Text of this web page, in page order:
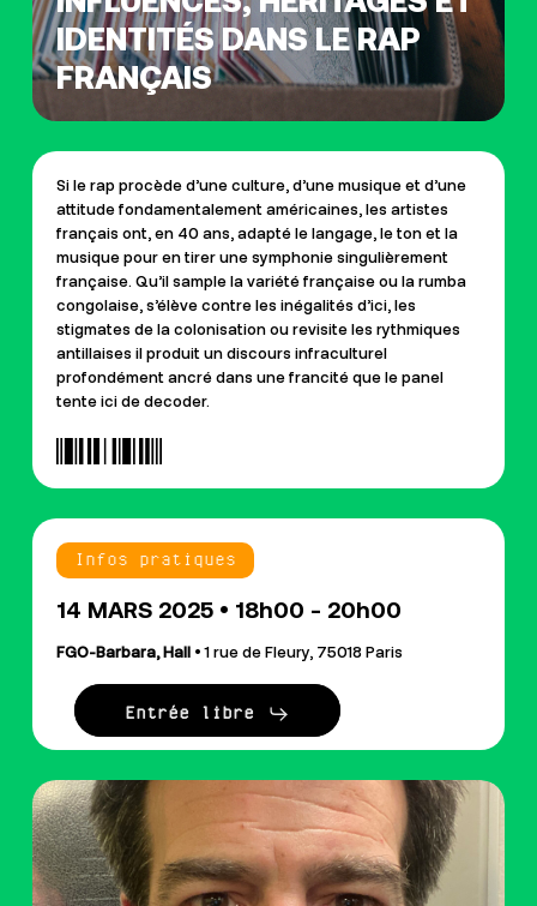
IDENTITÉS DANS LE RAP
FRANÇAIS
Si le rap procède d’une culture, d’une musique et d’une
attitude fondamentalement américaines, les artistes
français ont, en 40 ans, adapté le langage, le ton et la
musique pour en tirer une symphonie singulièrement
française. Qu’il sample la variété française ou la rumba
congolaise, s’élève contre les inégalités d’ici, les
stigmates de la colonisation ou revisite les rythmiques
antillaises il produit un discours infraculturel
profondément ancré dans une francité que le panel
tente ici de decoder.
Infos pratiques
14 MARS 2025 • 18h00 - 20h00
FGO-Barbara, Hall • 1 rue de Fleury, 75018 Paris
Entrée libre